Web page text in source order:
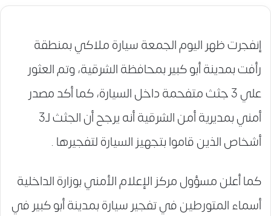
إنفجرت ظهر اليوم الجمعة سيارة ملاكي بمنطقة
رأفت بمدينة أبو كبير بمحافظة الشرقية، وتم العثور
علي 3 جثث متفحمة داخل السيارة، كما أكد مصدر
أمني بمديرية أمن الشرقية أنه يرجح أن الجثث لـ3
أشخاص الذين قاموا بتجهيز السيارة لتفجيرها .
كما أعلن مسؤول مركز الإعلام الأمني بوزارة الداخلية
أسماء المتورطين في تفجير سيارة بمدينة أبو كبير في